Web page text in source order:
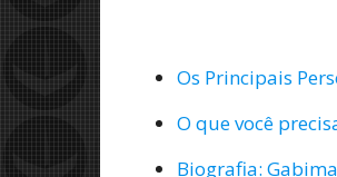
Os Principais
O que você
Biografia: